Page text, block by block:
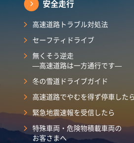
安全走行
高速道路トラブル対処法
セーフティドライブ
無くそう逆走
―高速道路は一方通行です―
冬の雪道ドライブガイド
高速道路でやむを得ず停車したら
緊急地震速報を受信したら
特殊車両・危険物積載車両の
お客さまへ